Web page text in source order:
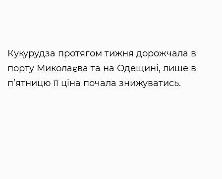
Кукурудза протягом тижня дорожчала в
порту Миколаєва та на Одещині, лише в
п’ятницю її ціна почала знижуватись.